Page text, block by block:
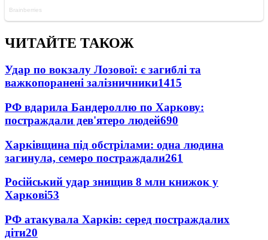
ЧИТАЙТЕ ТАКОЖ
Удар по вокзалу Лозової: є загиблі та
важкопоранені залізничники1415
РФ вдарила Бандероллю по Харкову:
постраждали дев'ятеро людей690
Харківщина під обстрілами: одна людина
загинула, семеро постраждали261
Російський удар знищив 8 млн книжок у
Харкові53
РФ атакувала Харків: серед постраждалих
діти20